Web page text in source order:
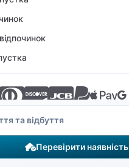
та відбуття
Перевірити наявність